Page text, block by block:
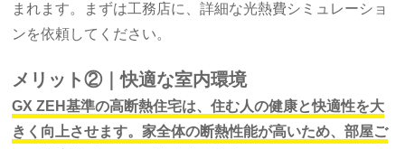
まれます。まずは工務店に、詳細な光熱費シミュレーショ
ンを依頼してください。
メリット②｜快適な室内環境
GX ZEH基準の高断熱住宅は、住む人の健康と快適性を大
きく向上させます。家全体の断熱性能が高いため、部屋ご